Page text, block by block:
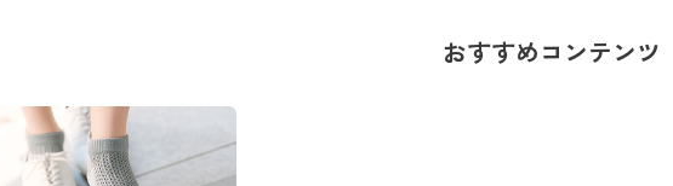
おすすめコンテンツ